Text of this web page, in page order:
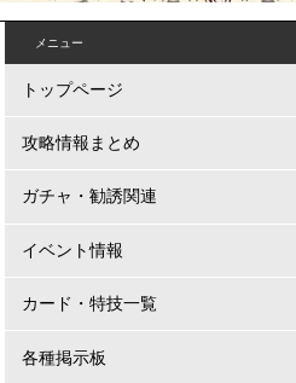
メニュー
トップページ
攻略情報まとめ
ガチャ・勧誘関連
イベント情報
カード・特技一覧
各種掲示板